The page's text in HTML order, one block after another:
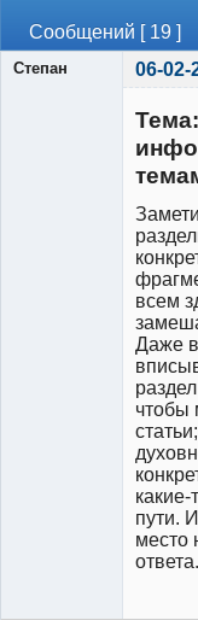
Сообщений [ 19 ]
Степан 06-02-
всем
Даже
чтобы
пути.
место
ответа.